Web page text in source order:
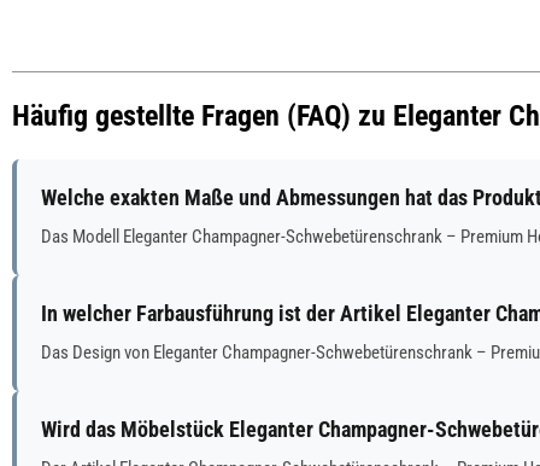
Häufig gestellte Fragen (FAQ) zu Eleganter
Welche exakten Maße und Abmessungen hat das
Das Modell Eleganter Champagner-Schwebetürenschrank –
In welcher Farbausführung ist der Artikel Eleganter
Das Design von Eleganter Champagner-Schwebetürenschrank –
Wird das Möbelstück Eleganter Champagner-